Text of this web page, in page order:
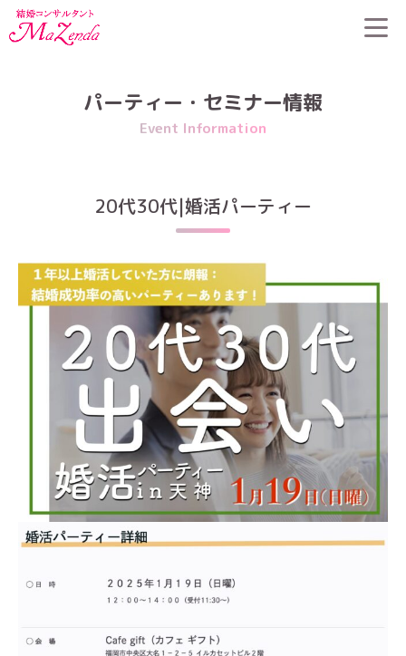
パーティー・セミナー情報
Event Information
20代30代|婚活パーティー